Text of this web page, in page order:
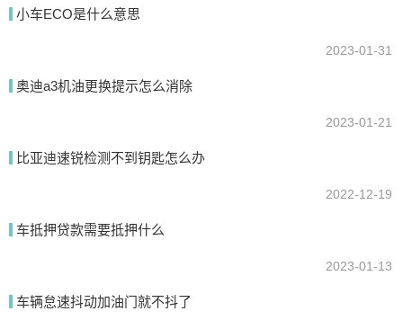
小车ECO是什么意思
2023-01-31
奥迪a3机油更换提示怎么消除
2023-01-21
比亚迪速锐检测不到钥匙怎么办
2022-12-19
车抵押贷款需要抵押什么
2023-01-13
车辆怠速抖动加油门就不抖了